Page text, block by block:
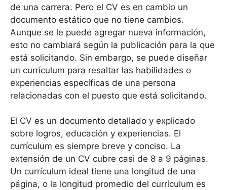
de una carrera. Pero el CV es en cambio un
documento estático que no tiene cambios.
Aunque se le puede agregar nueva información,
esto no cambiará según la publicación para la que
está solicitando. Sin embargo, se puede diseñar
un currículum para resaltar las habilidades o
experiencias específicas de una persona
relacionadas con el puesto que está solicitando.
El CV es un documento detallado y explicado
sobre logros, educación y experiencias. El
currículum es siempre breve y conciso. La
extensión de un CV cubre casi de 8 a 9 páginas.
Un currículum ideal tiene una longitud de una
página, o la longitud promedio del currículum es